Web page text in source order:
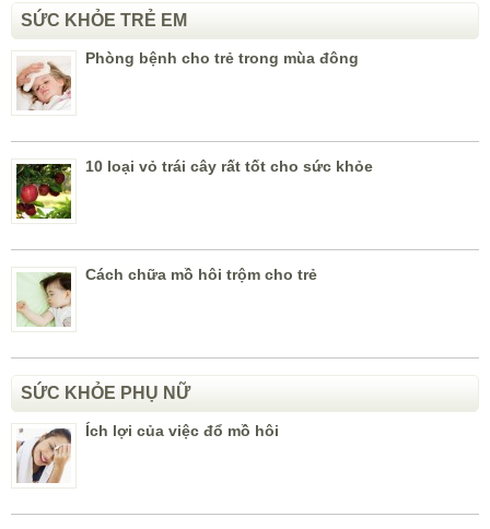
SỨC KHỎE TRẺ EM
Phòng bệnh cho trẻ trong mùa đông
10 loại vỏ trái cây rất tốt cho sức khỏe
Cách chữa mồ hôi trộm cho trẻ
SỨC KHỎE PHỤ NỮ
Ích lợi của việc đổ mồ hôi